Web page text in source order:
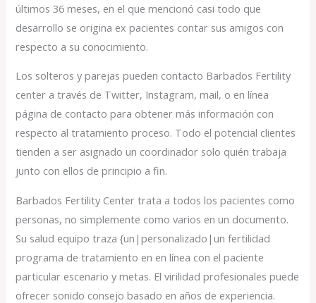
últimos 36 meses, en el que mencionó casi todo que
desarrollo se origina ex pacientes contar sus amigos con
respecto a su conocimiento.
Los solteros y parejas pueden contacto Barbados Fertility
center a través de Twitter, Instagram, mail, o en línea
página de contacto para obtener más información con
respecto al tratamiento proceso. Todo el potencial clientes
tienden a ser asignado un coordinador solo quién trabaja
junto con ellos de principio a fin.
Barbados Fertility Center trata a todos los pacientes como
personas, no simplemente como varios en un documento.
Su salud equipo traza {un|personalizado|un fertilidad
programa de tratamiento en en línea con el paciente
particular escenario y metas. El virilidad profesionales puede
ofrecer sonido consejo basado en años de experiencia.